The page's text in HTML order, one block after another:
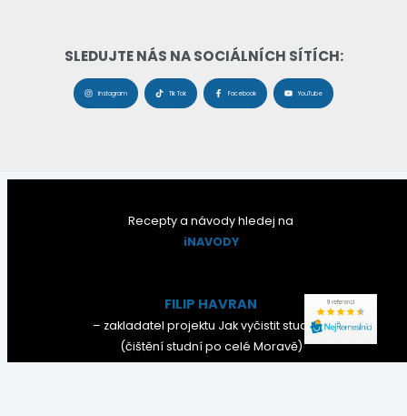
SLEDUJTE NÁS NA SOCIÁLNÍCH SÍTÍCH:
Instagram Tik Tok Facebook YouTube
Recepty a návody hledej na
iNAVODY
FILIP HAVRAN
– zakladatel projektu Jak vyčistit studnu?
(čištění studní po celé Moravě)